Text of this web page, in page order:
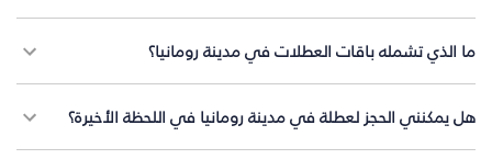
ما الذي تشمله باقات العطلات في مدينة رومانيا؟
هل يمكنني الحجز لعطلة في مدينة رومانيا في اللحظة الأخيرة؟